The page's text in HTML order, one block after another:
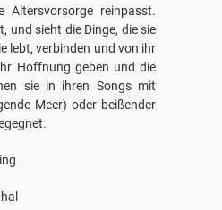
Altersvorsorge reinpasst.
und sieht die Dinge, die sie
lebt, verbinden und von ihr
Hoffnung geben und die
sie in ihren Songs mit
Meer) oder beißender